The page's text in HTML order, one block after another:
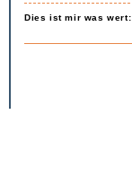
Dies ist mir was wert: